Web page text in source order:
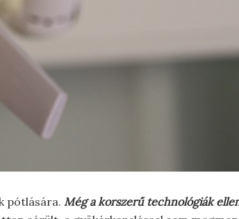
pótlására. Még a korszerű technológiák